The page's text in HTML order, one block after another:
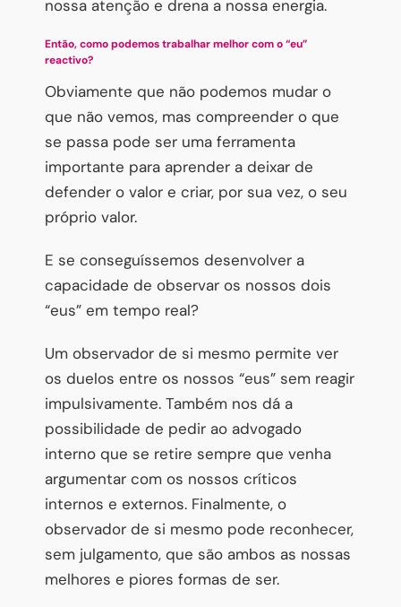
nossa atenção e drena a nossa energia.
Então, como podemos trabalhar melhor com o “eu”
reactivo?
Obviamente que não podemos mudar o
que não vemos, mas compreender o que
se passa pode ser uma ferramenta
importante para aprender a deixar de
defender o valor e criar, por sua vez, o seu
próprio valor.
E se conseguíssemos desenvolver a
capacidade de observar os nossos dois
“eus” em tempo real?
Um observador de si mesmo permite ver
os duelos entre os nossos “eus” sem reagir
impulsivamente. Também nos dá a
possibilidade de pedir ao advogado
interno que se retire sempre que venha
argumentar com os nossos críticos
internos e externos. Finalmente, o
observador de si mesmo pode reconhecer,
sem julgamento, que são ambos as nossas
melhores e piores formas de ser.